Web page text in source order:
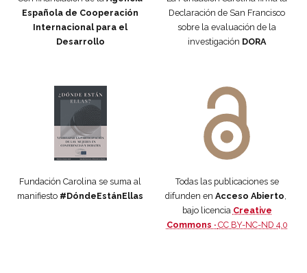
Española de Cooperación
Internacional para el
Desarrollo
Declaración de San Francisco
sobre la evaluación de la
investigación DORA
Fundación Carolina se suma al
manifiesto #DóndeEstánEllas
Todas las publicaciones se
difunden en Acceso Abierto,
bajo licencia Creative
Commons · CC BY-NC-ND 4.0